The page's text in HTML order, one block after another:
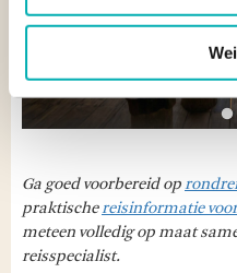
Ga goed voorbereid op
praktischereisinformatie
meteen volledig op maat
reisspecialist.